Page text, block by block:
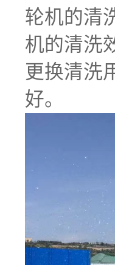
轮机的清
机的清洗
更换清洗
好。